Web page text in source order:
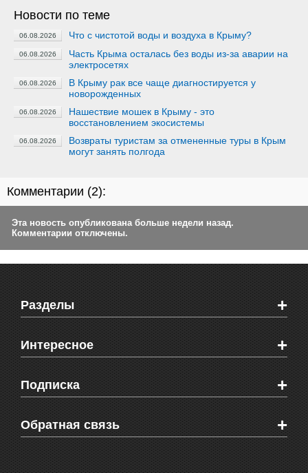
Новости по теме
06.08.2026 Что с чистотой воды и воздуха в Крыму?
06.08.2026
Часть Крыма осталась без воды из-за аварии на
электросетях
06.08.2026
В Крыму рак все чаще диагностируется у
новорожденных
06.08.2026
Нашествие мошек в Крыму - это
восстановлением экосистемы
06.08.2026
Возвраты туристам за отмененные туры в Крым
могут занять полгода
Комментарии (2):
Эта новость опубликована больше недели назад.
Комментарии отключены.
Разделы +
Новости Феодосии
Новости Крыма
Мировые новости
Объявления
Здоровье
СМС мнения читателей
Интересное +
Видео о Феодосии
Веб-камеры Феодосии
Блоги феодосийцев
Школы Феодосии
Подписка +
Печатная версия газеты "Кафа"
RSS
Обратная связь +
Рекламодателям